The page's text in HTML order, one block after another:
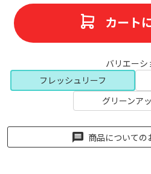
カート
バリエーシ
フレッシュリーフ
グリーンア
商品についての